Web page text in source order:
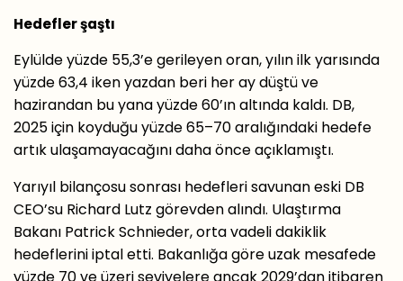
Hedefler şaştı
Eylülde yüzde 55,3’e gerileyen oran, yılın ilk yarısında
yüzde 63,4 iken yazdan beri her ay düştü ve
hazirandan bu yana yüzde 60’ın altında kaldı. DB,
2025 için koyduğu yüzde 65–70 aralığındaki hedefe
artık ulaşamayacağını daha önce açıklamıştı.
Yarıyıl bilançosu sonrası hedefleri savunan eski DB
CEO’su Richard Lutz görevden alındı. Ulaştırma
Bakanı Patrick Schnieder, orta vadeli dakiklik
hedeflerini iptal etti. Bakanlığa göre uzak mesafede